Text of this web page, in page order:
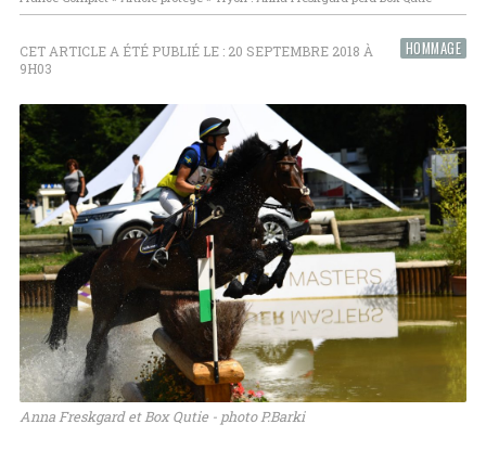
HOMMAGE
CET ARTICLE A ÉTÉ PUBLIÉ LE : 20 SEPTEMBRE 2018 À
9H03
Anna Freskgard et Box Qutie - photo P.Barki